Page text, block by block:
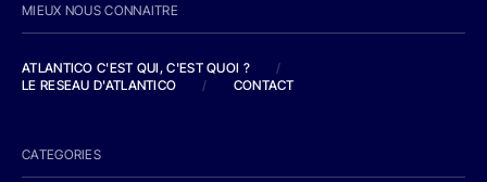
MIEUX NOUS CONNAITRE
ATLANTICO C'EST QUI, C'EST QUOI ?
/
LE RESEAU D'ATLANTICO
/ CONTACT
CATEGORIES